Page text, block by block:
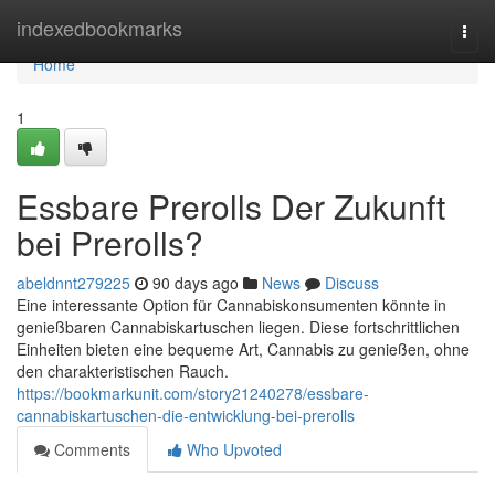
indexedbookmarks
Home
Home
1
Essbare Prerolls Der Zukunft
bei Prerolls?
abeldnnt279225 90 days ago News
Discuss
Eine interessante Option für Cannabiskonsumenten könnte in
genießbaren Cannabiskartuschen liegen. Diese fortschrittlichen
Einheiten bieten eine bequeme Art, Cannabis zu genießen, ohne
den charakteristischen Rauch.
https://bookmarkunit.com/story21240278/essbare-
cannabiskartuschen-die-entwicklung-bei-prerolls
Comments
Who Upvoted